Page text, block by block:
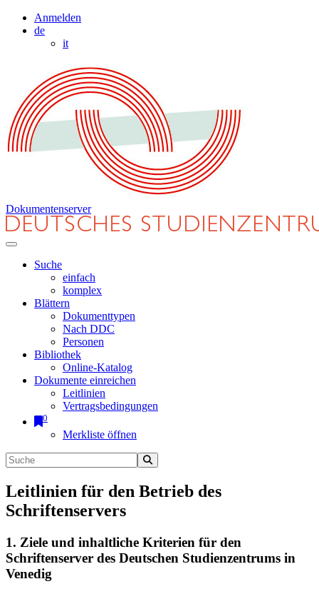
Anmelden
de
it
Dokumentenserver
Suche
einfach
komplex
Blättern
Dokumenttypen
Nach DDC
Personen
Bibliothek
Online-Katalog
Dokumente einreichen
Leitlinien
Vertragsbedingungen
0
Merkliste öffnen
Leitlinien für den Betrieb des
Schriftenservers
1. Ziele und inhaltliche Kriterien für den
Schriftenserver des Deutschen Studienzentrums in
Venedig